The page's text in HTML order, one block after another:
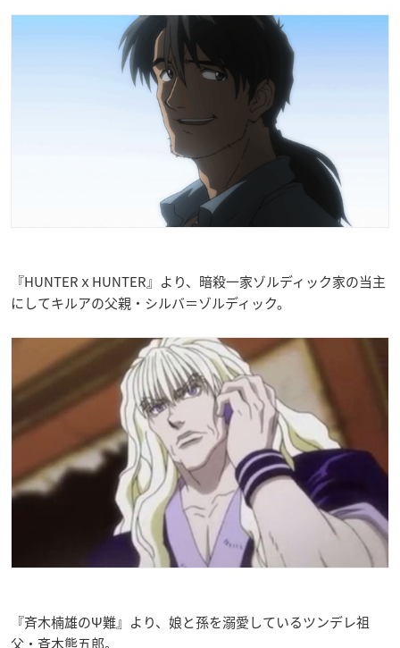
『HUNTERｘHUNTER』より、暗殺一家ゾルディック家の当主
にしてキルアの父親・シルバ＝ゾルディック。
『斉木楠雄のΨ難』より、娘と孫を溺愛しているツンデレ祖
父・斉木熊五郎。